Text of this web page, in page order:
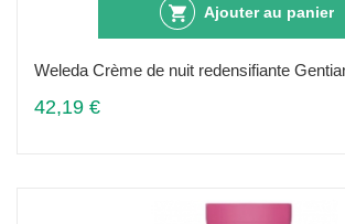
Ajouter au panier
Weleda Crème de nuit redensifiante
42,19 €